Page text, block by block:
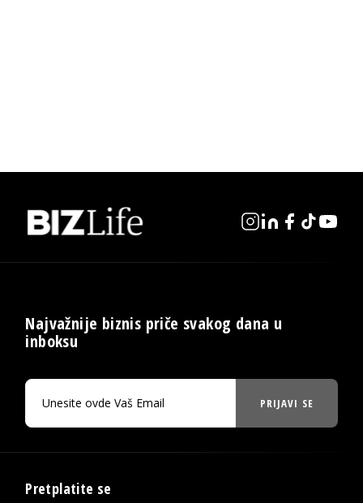
Najvažnije biznis priče svakog dana u
inboksu
PRIJAVI SE
Pretplatite se